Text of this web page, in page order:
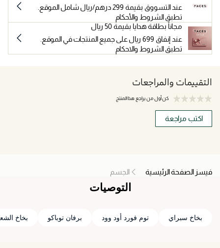
عند التسووق بقيمة 299 درهم/ريال شامل الموقع.
تطبق الشروط والأحكام
مجاناً بطاقة هدايا بقيمة 50 ريال
عند إنفاق 699 ريال على جميع المنتجات في الموقع.
تطبق الشروط والاحكام
التقييمات والمراجعات
كن أول من يراجع هذا المنتج
اكتب مراجعة
فيسز الصفحة الرئيسية الجسم
التوصيات
بخاخ سبراي توم فورد أود وود برفان توباكو بخاخ